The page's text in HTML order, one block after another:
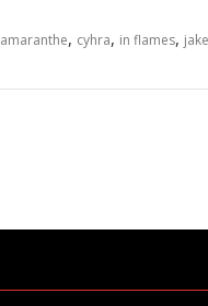
amaranthe, cyhra, in flames,